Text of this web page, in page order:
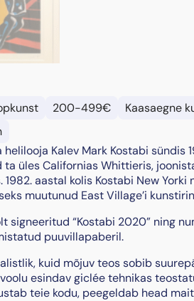
200-499€ Kaasaegne
helilooja Kalev Mark Kostabi sündis
ta üles Californias Whittieris,
1982. aastal kolis Kostabi New
muutunud East Village’i
signeeritud “Kostabi 2020” ning
puuvillapaberil.
kuid mõjuv teos sobib
esindav giclée tehnikas
teie kodu, peegeldab head